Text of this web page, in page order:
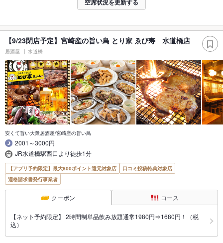
空席状況を更新する
【9/23閉店予定】宮崎産の旨い鳥 とり家 ゑび寿 水道橋店
居酒屋 水道橋
安くて旨い大衆居酒屋/宮崎産の旨い鳥
2001～3000円
JR水道橋駅西口より徒歩1分
【アプリ予約限定】最大800ポイント還元対象店
口コミ投稿特典対象店
適格請求書発行事業者
クーポン コース
【ネット予約限定】 2時間制単品飲み放題通常1980円⇒1680円！（税
込）